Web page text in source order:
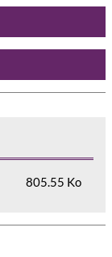
805.55 Ko